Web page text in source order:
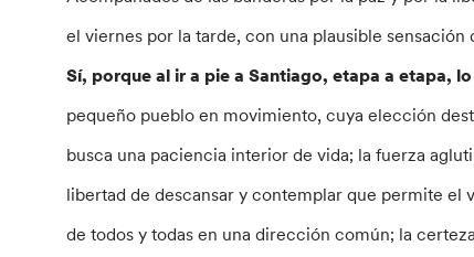
el viernes por la tarde, con una plausible
Sí, porque al ir a pie a Santiago, etapa a etapa,
pequeño pueblo en movimiento, cuya elección
busca una paciencia interior de vida; la fuerza
libertad de descansar y contemplar que permite el
de todos y todas en una dirección común; la